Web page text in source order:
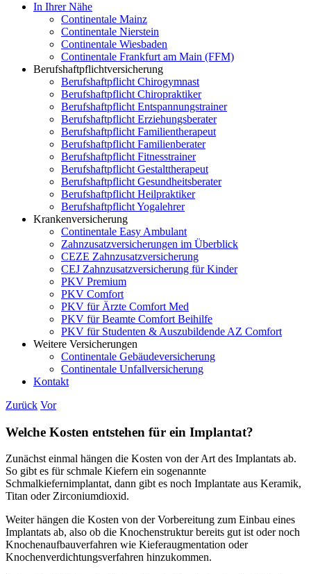
In Ihrer Nähe
Continentale Mainz
Continentale Nierstein
Continentale Wiesbaden
Continentale Frankfurt am Main (FFM)
Berufshaftpflichtversicherung
Berufshaftpflicht Chirogymnast
Berufshaftpflicht Chiropraktiker
Berufshaftpflicht Entspannungstrainer
Berufshaftpflicht Erziehungsberater
Berufshaftpflicht Familientherapeut
Berufshaftpflicht Familienberater
Berufshaftpflicht Fitnesstrainer
Berufshaftpflicht Gestalttherapeut
Berufshaftpflicht Gesundheitsberater
Berufshaftpflicht Heilpraktiker
Berufshaftpflicht Yogalehrer
Krankenversicherung
Continentale Easy Ambulant
Zahnzusatzversicherungen im Überblick
CEZE Zahnzusatzversicherung
CEJ Zahnzusatzversicherung für Kinder
PKV Premium
PKV Comfort
PKV für Ärzte Comfort Med
PKV für Beamte Comfort Beihilfe
PKV für Studenten & Auszubildende AZ Comfort
Weitere Versicherungen
Continentale Gebäudeversicherung
Continentale Unfallversicherung
Kontakt
Zurück Vor
Welche Kosten entstehen für ein Implantat?
Zunächst einmal hängen die Kosten von der Art des Implantats ab.
So gibt es für schmale Kiefern ein sogenannte
Schmalkiefernimplantat, dann gibt es noch Implantate aus Keramik,
Titan oder Zirconiumdioxid.
Weiter hängen die Kosten von der Vorbereitung zum Einbau eines
Implantats ab, also ob die Knochenstruktur bereits gut ist oder noch
Knochenaufbauverfahren wie Kieferaugmentation oder
Knochenverdichtungsverfahren hinzukommen.